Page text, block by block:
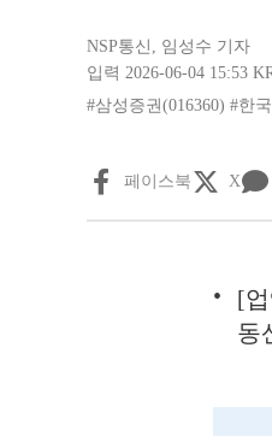
NSP통신 , 임성수 기자
입력 2026-06-04 15:53
#삼성증권(016360) #한
페이스북 X
[
동